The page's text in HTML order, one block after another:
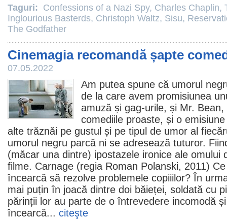
Taguri: Confessions of a Nazi Spy, Charles Chaplin,
Inglourious Basterds, Christoph Waltz, Sisu,
The Godfather
Cinemagia recomandă șapte
07.05.2022
Am putea spune că umorul
de la care avem promisiunea
amuză și gag-urile, și Mr.
comediile proaste, și o
alte trăznăi pe gustul și pe tipul de umor al
umorul negru parcă ni se adresează tuturor.
(măcar una dintre) ipostazele ironice ale omului
filme. Carnage (regia Roman Polanski, 2011)
încearcă să rezolve problemele copiiilor? În
mai puțin în joacă dintre doi băieței, soldată cu
părinții lor au parte de o întrevedere incomodă
încearcă... citeşte